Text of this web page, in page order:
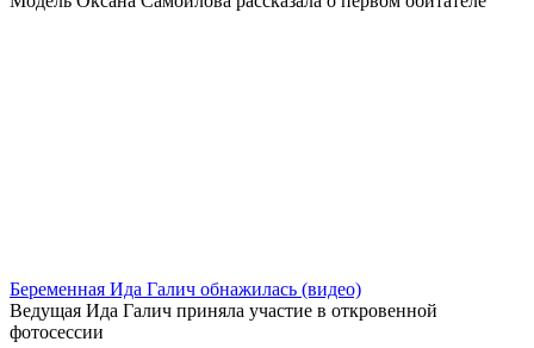
Беременная Ида Галич обнажилась (видео)
Ведущая Ида Галич приняла участие в откровенной
фотосессии